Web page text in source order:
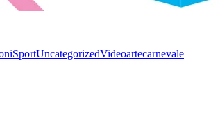
SportUncategorizedVideoartecarnevale